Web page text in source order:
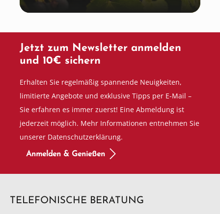
Jetzt zum Newsletter anmelden
und 10€ sichern
Erhalten Sie regelmäßig spannende Neuigkeiten,
limitierte Angebote und exklusive Tipps per E-Mail –
Sie erfahren es immer zuerst! Eine Abmeldung ist
jederzeit möglich. Mehr Informationen entnehmen Sie
unserer Datenschutzerklärung.
Anmelden & Genießen
TELEFONISCHE BERATUNG